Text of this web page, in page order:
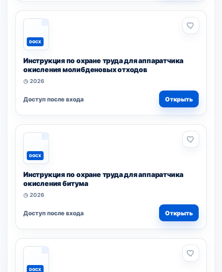
DOCX
Инструкция по охране труда для аппаратчика
окисления молибденовых отходов
◷ 2026
Доступ после входа Открыть
DOCX
Инструкция по охране труда для аппаратчика
окисления битума
◷ 2026
Доступ после входа Открыть
DOCX